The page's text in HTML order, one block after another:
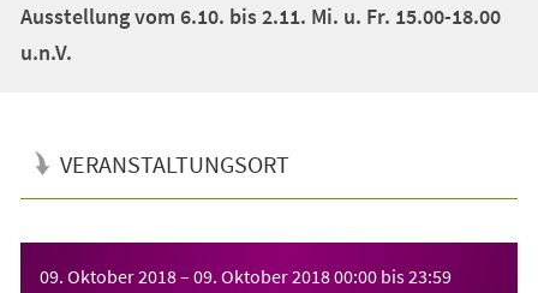
Ausstellung vom 6.10. bis 2.11. Mi. u. Fr. 15.00-18.00
u.n.V.
VERANSTALTUNGSORT
09. Oktober 2018– 09. Oktober 201800:00 bis23:59